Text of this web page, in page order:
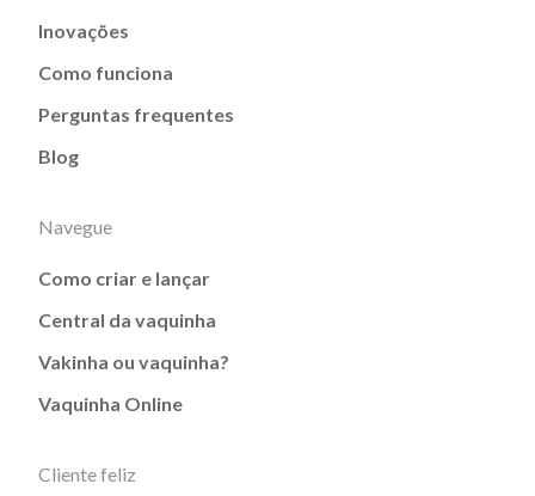
Inovações
Como funciona
Perguntas frequentes
Blog
Navegue
Como criar e lançar
Central da vaquinha
Vakinha ou vaquinha?
Vaquinha Online
Cliente feliz